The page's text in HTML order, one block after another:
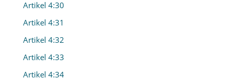
Artikel 4:30
Artikel 4:31
Artikel 4:32
Artikel 4:33
Artikel 4:34